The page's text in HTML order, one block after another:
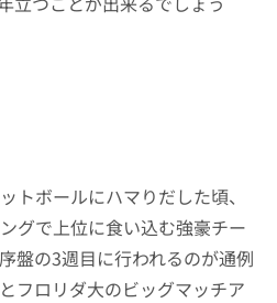
トボールにハマりだした頃、
グで上位に食い込む強豪チー
盤の3週目に行われるのが通例
フロリダ大のビッグマッチア